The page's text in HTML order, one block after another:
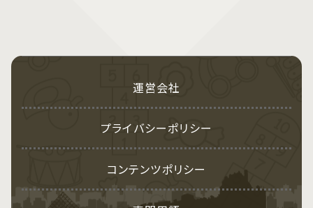
運営会社
プライバシーポリシー
コンテンツポリシー